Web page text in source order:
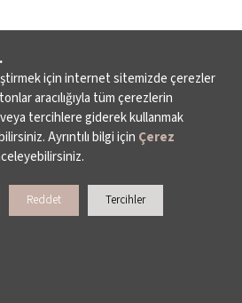
Sanat Vakfıiçin internet sitemizde çerezler
aracılığıyla tüm çerezlerin
tercihlere giderek kullanmak
Ayrıntılı bilgi için Çerez
Reddet Tercihler